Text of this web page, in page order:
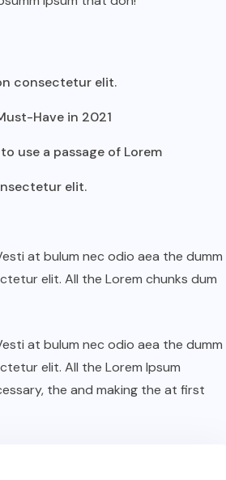
consectetur elit.
Have in 2021
use a passage of Lorem
elit.
at bulum nec odio aea the dumm
elit. All the Lorem chunks dum
at bulum nec odio aea the dumm
elit. All the Lorem Ipsum
the and making the at first